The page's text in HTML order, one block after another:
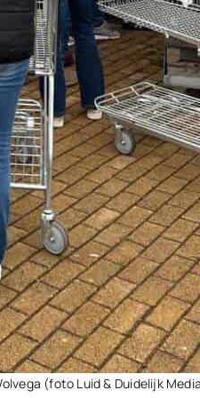
(foto Luid & Duidelijk